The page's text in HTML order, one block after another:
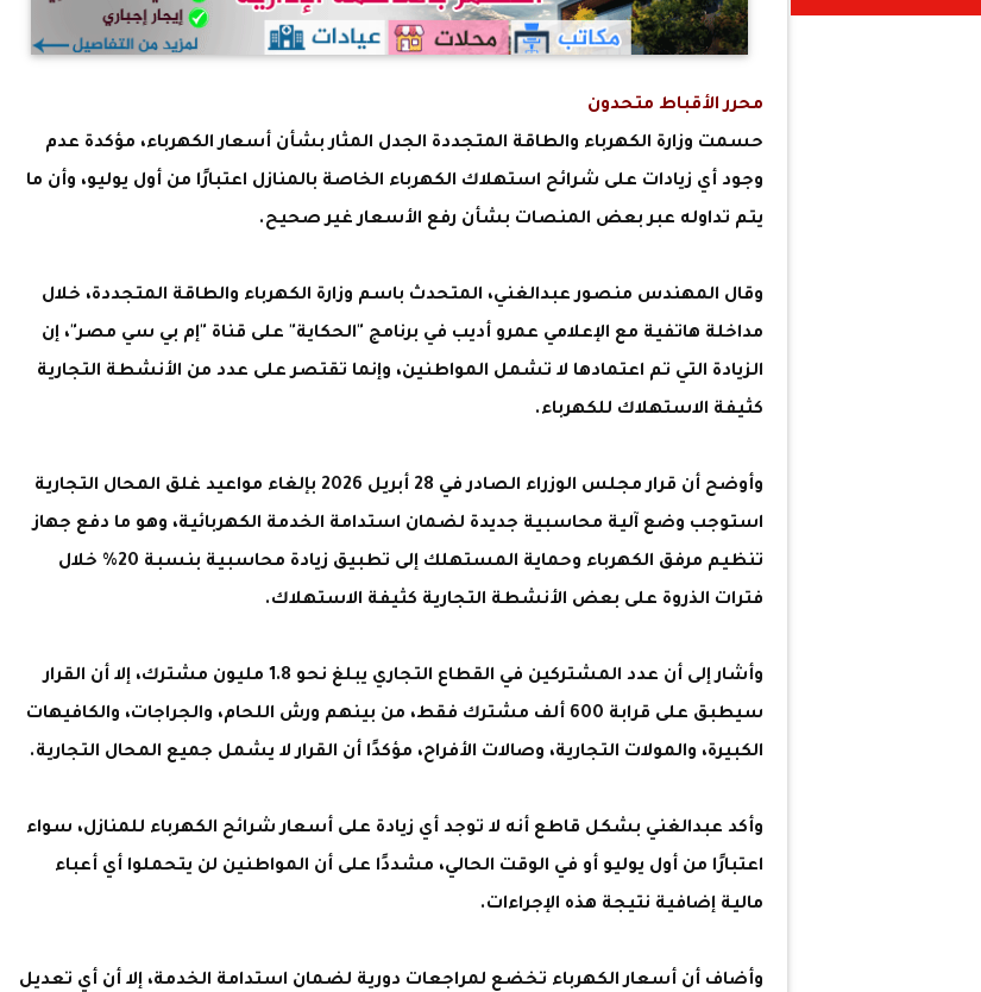
محرر الأقباط متحدون
حسمت وزارة الكهرباء والطاقة المتجددة الجدل المثار بشأن أسعار الكهرباء، مؤكدة عدم
وجود أي زيادات على شرائح استهلاك الكهرباء الخاصة بالمنازل اعتبارًا من أول يوليو، وأن ما
يتم تداوله عبر بعض المنصات بشأن رفع الأسعار غير صحيح.
وقال المهندس منصور عبدالغني، المتحدث باسم وزارة الكهرباء والطاقة المتجددة، خلال
مداخلة هاتفية مع الإعلامي عمرو أديب في برنامج "الحكاية" على قناة "إم بي سي مصر"، إن
الزيادة التي تم اعتمادها لا تشمل المواطنين، وإنما تقتصر على عدد من الأنشطة التجارية
كثيفة الاستهلاك للكهرباء.
وأوضح أن قرار مجلس الوزراء الصادر في 28 أبريل 2026 بإلغاء مواعيد غلق المحال التجارية
استوجب وضع آلية محاسبية جديدة لضمان استدامة الخدمة الكهربائية، وهو ما دفع جهاز
تنظيم مرفق الكهرباء وحماية المستهلك إلى تطبيق زيادة محاسبية بنسبة 20% خلال
فترات الذروة على بعض الأنشطة التجارية كثيفة الاستهلاك.
وأشار إلى أن عدد المشتركين في القطاع التجاري يبلغ نحو 1.8 مليون مشترك، إلا أن القرار
سيطبق على قرابة 600 ألف مشترك فقط، من بينهم ورش اللحام، والجراجات، والكافيهات
الكبيرة، والمولات التجارية، وصالات الأفراح، مؤكدًا أن القرار لا يشمل جميع المحال التجارية.
وأكد عبدالغني بشكل قاطع أنه لا توجد أي زيادة على أسعار شرائح الكهرباء للمنازل، سواء
اعتبارًا من أول يوليو أو في الوقت الحالي، مشددًا على أن المواطنين لن يتحملوا أي أعباء
مالية إضافية نتيجة هذه الإجراءات.
وأضاف أن أسعار الكهرباء تخضع لمراجعات دورية لضمان استدامة الخدمة، إلا أن أي تعديل